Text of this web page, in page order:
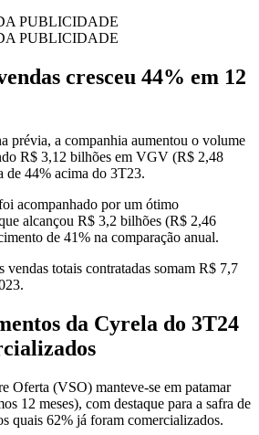
PUBLICIDADE
PUBLICIDADE
cresceu 44% em 12
prévia, a companhia aumentou o volume
R$ 3,12 bilhões em VGV (R$ 2,48
de 44% acima do 3T23.
acompanhado por um ótimo
alcançou R$ 3,2 bilhões (R$ 2,46
de 41% na comparação anual.
vendas totais contratadas somam R$ 7,7
da Cyrela do 3T24
Oferta (VSO) manteve-se em patamar
12 meses), com destaque para a safra de
quais 62% já foram comercializados.